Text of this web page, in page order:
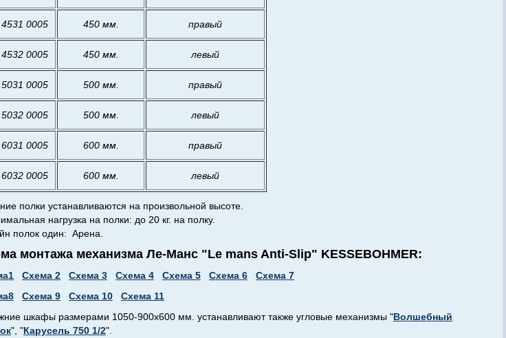
0005 450 мм. правый
4532 0005 450 мм. левый
5031 0005 500 мм. правый
5032 0005 500 мм. левый
6031 0005 600 мм. правый
6032 0005 600 мм. левый
полки устанавливаются на произвольной высоте.
нагрузка на полки: до 20 кг. на полку.
полок один: Арена.
монтажа механизма Ле-Манс "Le mans Anti-Slip" KESSEBOHMER:
Схема 2 Схема 3 Схема 4 Схема 5 Схема 6
Схема 7
Схема 9 Схема 10
Схема 11
шкафы размерами 1050-900х600 мм. устанавливают также угловые механизмы "Волшебный
", "Карусель 750 1/2".